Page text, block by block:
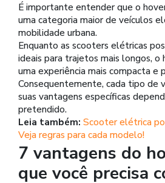
É importante entender que o
uma categoria maior de veículos
mobilidade urbana.
Enquanto as scooters elétricas
ideais para trajetos mais longos, o
uma experiência mais compacta e
Consequentemente, cada tipo de
suas vantagens específicas
pretendido.
Leia também: Scooter elétrica
Veja regras para cada modelo!
7 vantagens do
que você precisa